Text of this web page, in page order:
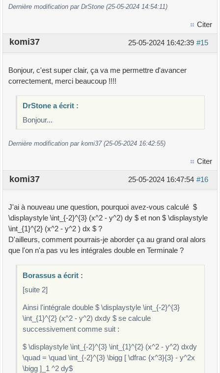
Dernière modification par DrStone (25-05-2024 14:54:11)
Citer
#15
25-05-2024 16:42:39
komi37
Bonjour, c'est super clair, ça va me permettre d'avancer
correctement, merci beaucoup !!!!
DrStone a écrit :
Bonjour...
Dernière modification par komi37 (25-05-2024 16:42:55)
Citer
#16
25-05-2024 16:47:54
komi37
J'ai à nouveau une question, pourquoi avez-vous calculé $
\displaystyle \int_{-2}^{3} (x^2 - y^2) dy $ et non $ \displaystyle
\int_{1}^{2} (x^2 - y^2 ) dx $ ?
D'ailleurs, comment pourrais-je aborder ça au grand oral alors
que l'on n'a pas vu les intégrales double en Terminale ?
Borassus a écrit :
[suite 2]
Ainsi l'intégrale double $ \displaystyle \int_{-2}^{3}
\int_{1}^{2} (x^2 - y^2) dxdy $ se calcule
successivement comme suit :
$ \displaystyle \int_{-2}^{3} \int_{1}^{2} (x^2 - y^2) dxdy
\quad = \quad \int_{-2}^{3} \bigg [ \dfrac {x^3}{3} - y^2x
\bigg ]_1 ^2 dy$